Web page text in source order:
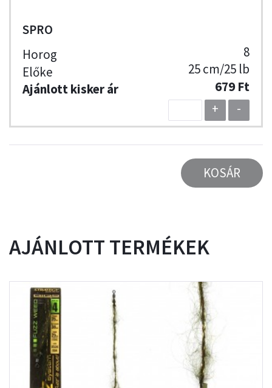
SPRO
8
25 cm/25 lb
679 Ft
+
-
KOSÁR
AJÁNLOTT TERMÉKEK